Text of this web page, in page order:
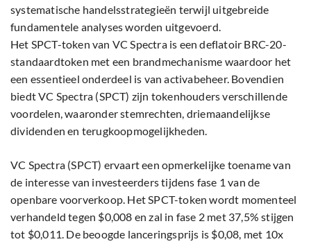
systematische handelsstrategieën terwijl uitgebreide
fundamentele analyses worden uitgevoerd.
Het SPCT-token van VC Spectra is een deflatoir BRC-20-
standaardtoken met een brandmechanisme waardoor het
een essentieel onderdeel is van activabeheer. Bovendien
biedt VC Spectra (SPCT) zijn tokenhouders verschillende
voordelen, waaronder stemrechten, driemaandelijkse
dividenden en terugkoopmogelijkheden.
VC Spectra (SPCT) ervaart een opmerkelijke toename van
de interesse van investeerders tijdens fase 1 van de
openbare voorverkoop. Het SPCT-token wordt momenteel
verhandeld tegen $0,008 en zal in fase 2 met 37,5% stijgen
tot $0,011. De beoogde lanceringsprijs is $0,08, met 10x